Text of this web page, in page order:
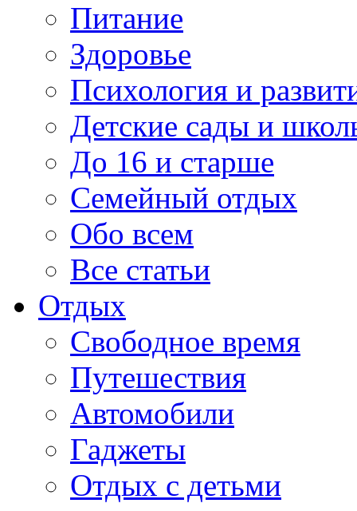
Питание
Здоровье
Психология и
Детские сады и
До 16 и старше
Семейный отдых
Обо всем
Все статьи
Отдых
Свободное время
Путешествия
Автомобили
Гаджеты
Отдых с детьми